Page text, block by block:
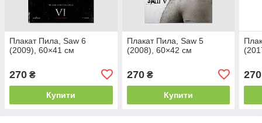
Плакат Пила, Saw 6
(2009), 60×41 см
270 ₴
Купити
Плакат Пила, Saw 5
(2008), 60×42 см
270₴
Купити
270